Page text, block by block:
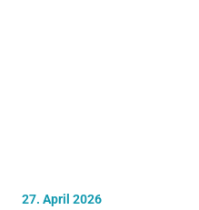
27. April 2026